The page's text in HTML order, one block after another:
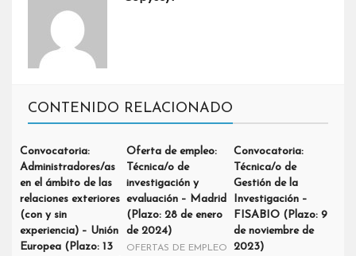
CONTENIDO RELACIONADO
Convocatoria:
Administradores/as
en el ámbito de las
relaciones exteriores
(con y sin
experiencia) – Unión
Europea (Plazo: 13
Oferta de empleo:
Técnica/o de
investigación y
evaluación – Madrid
(Plazo: 28 de enero
de 2024)
OFERTAS DE EMPLEO
Convocatoria:
Técnica/o de
Gestión de la
Investigación –
FISABIO (Plazo: 9
de noviembre de
2023)